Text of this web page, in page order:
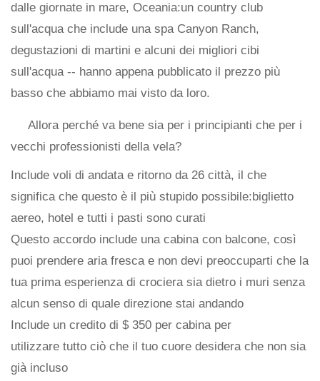
dalle giornate in mare, Oceania:un country club
sull'acqua che include una spa Canyon Ranch,
degustazioni di martini e alcuni dei migliori cibi
sull'acqua -- hanno appena pubblicato il prezzo più
basso che abbiamo mai visto da loro.
Allora perché va bene sia per i principianti che per i
vecchi professionisti della vela?
Include voli di andata e ritorno da 26 città, il che
significa che questo è il più stupido possibile:biglietto
aereo, hotel e tutti i pasti sono curati
Questo accordo include una cabina con balcone, così
puoi prendere aria fresca e non devi preoccuparti che la
tua prima esperienza di crociera sia dietro i muri senza
alcun senso di quale direzione stai andando
Include un credito di $ 350 per cabina per
utilizzare tutto ciò che il tuo cuore desidera che non sia
già incluso